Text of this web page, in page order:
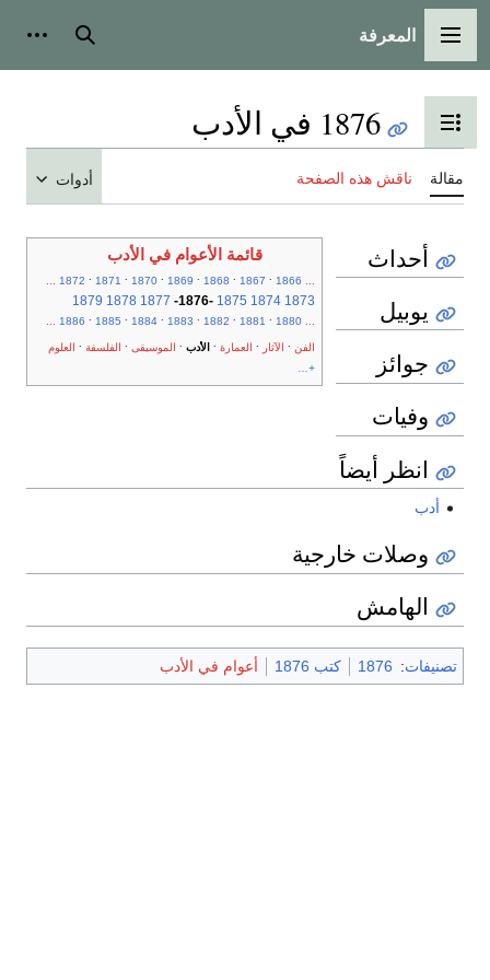
القائمة الرئيسية
المعرفة بحث
تبديل عرض جدول المحتويات
1876 في الأدب
مقالة ناقش هذه الصفحة أدوات
قائمة الأعوام في الأدب
...
1866
1867
1868
1869
1870
1871
1872
...
1873
1874
1875
-
1876
-
1877
1878
1879
...
1880
1881
1882
1883
1884
1885
1886
...
الفن الآثار العمارة الأدب الموسيقى الفلسفة
العلوم
+...
أحداث
يوبيل
جوائز
وفيات
انظر أيضاً
أدب
وصلات خارجية
الهامش
تصنيفات:
1876 كتب 1876 أعوام في الأدب